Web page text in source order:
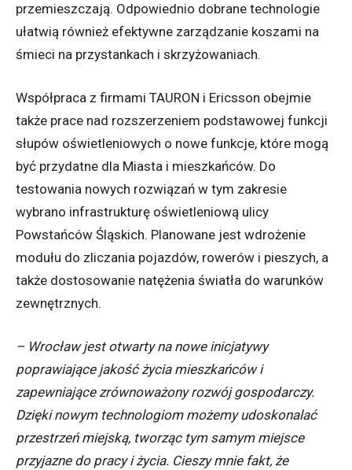
przemieszczają. Odpowiednio dobrane technologie
ułatwią również efektywne zarządzanie koszami na
śmieci na przystankach i skrzyżowaniach.
Współpraca z firmami TAURON i Ericsson obejmie
także prace nad rozszerzeniem podstawowej funkcji
słupów oświetleniowych o nowe funkcje, które mogą
być przydatne dla Miasta i mieszkańców. Do
testowania nowych rozwiązań w tym zakresie
wybrano infrastrukturę oświetleniową ulicy
Powstańców Śląskich. Planowane jest wdrożenie
modułu do zliczania pojazdów, rowerów i pieszych, a
także dostosowanie natężenia światła do warunków
zewnętrznych.
– Wrocław jest otwarty na nowe inicjatywy
poprawiające jakość życia mieszkańców i
zapewniające zrównoważony rozwój gospodarczy.
Dzięki nowym technologiom możemy udoskonalać
przestrzeń miejską, tworząc tym samym miejsce
przyjazne do pracy i życia. Cieszy mnie fakt, że